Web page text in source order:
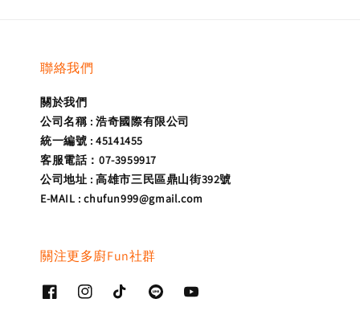
聯絡我們
關於我們
公司名稱 : 浩奇國際有限公司
統一編號 : 45141455
客服電話：07-3959917
公司地址 : 高雄市三民區鼎山街392號
E-MAIL : chufun999@gmail.com
關注更多廚Fun社群